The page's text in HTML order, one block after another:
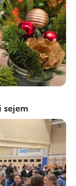
sejem